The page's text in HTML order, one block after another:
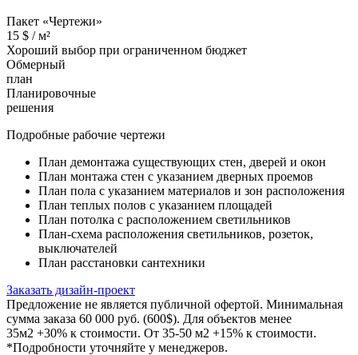
Пакет «Чертежи»
15 $ /м²
Хороший выбор при ограниченном бюджет
Обмерный
план
Планировочные
решения
Подробные рабочие чертежи
План демонтажа существующих стен, дверей и окон
План монтажа стен с указанием дверных проемов
План пола с указанием материалов и зон расположения
План теплых полов с указанием площадей
План потолка с расположением светильников
План-схема расположения светильников, розеток,
выключателей
План расстановки сантехники
Заказать дизайн-проект
Предложение не является публичной офертой. Минимальная
сумма заказа 60 000 руб. (600$). Для объектов менее
35м2 +30% к стоимости. От 35-50 м2 +15% к стоимости.
*Подробности уточняйте у менеджеров.